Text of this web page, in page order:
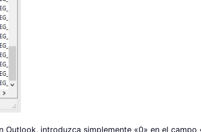
introduzca simplemente «0» en el campo